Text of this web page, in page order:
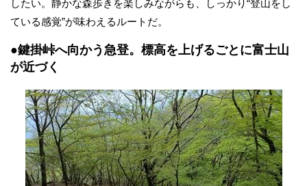
したい。静かな森歩きを楽しみながらも、しっかり“登山をし
ている感覚”が味わえるルートだ。
●鍵掛峠へ向かう急登。標高を上げるごとに富士山
が近づく